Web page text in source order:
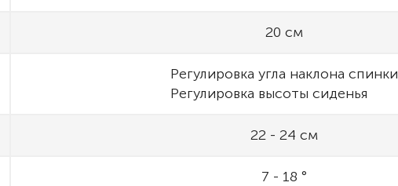
20 см
Регулировка угла наклона спинки
Регулировка высоты сиденья
22 - 24 см
7 - 18 °